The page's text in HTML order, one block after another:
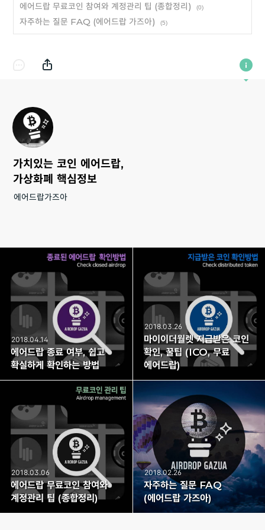
에어드랍 무료코인 참여와 계정관리 팁 (종합정리) (0)
자주하는 질문 FAQ (에어드랍 가즈아) (5)
가치있는 코인 에어드랍,
가상화폐 핵심정보
에어드랍가즈아
2018.04.14
에어드랍 종료 여부, 쉽고
확실하게 확인하는 방법
2018.03.26
마이이더월렛 지급받은 코인
확인, 꿀팁 (ICO, 무료
에어드랍)
2018.03.06
에어드랍 무료코인 참여와
계정관리 팁 (종합정리)
2018.02.26
자주하는 질문 FAQ
(에어드랍 가즈아)